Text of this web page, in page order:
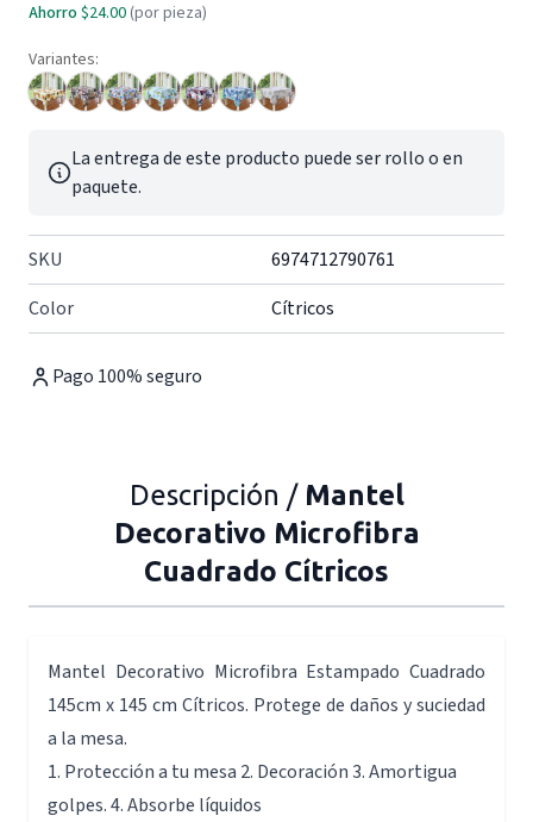
Ahorro $24.00 (por pieza)
Variantes:
La entrega de este producto puede ser rollo o en
paquete.
SKU
6974712790761
Color
Cítricos
Pago 100% seguro
Descripción / Mantel
Decorativo Microfibra
Cuadrado Cítricos
Mantel Decorativo Microfibra Estampado Cuadrado
145cm x 145 cm Cítricos. Protege de daños y suciedad
a la mesa.
1. Protección a tu mesa 2. Decoración 3. Amortigua
golpes. 4. Absorbe líquidos